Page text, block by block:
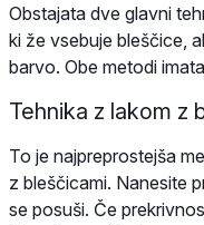
Obstajata dve glavni
ki že vsebuje bleščice,
barvo. Obe metodi
Tehnika z lakom z
To je najpreprostejša
z bleščicami. Nanesite
se posuši. Če